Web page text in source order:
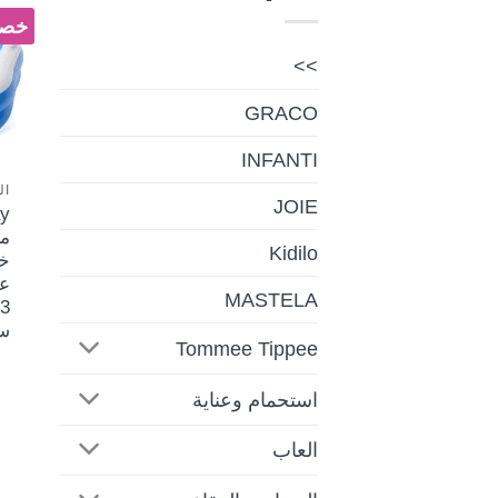
>>
GRACO
INFANTI
JOIE
Kidilo
MASTELA
Tommee Tippee
استحمام وعناية
العاب
خصم